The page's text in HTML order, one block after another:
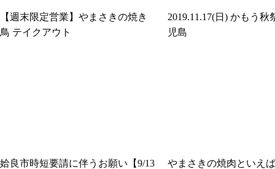
【週末限定営業】やまさきの焼き
鳥 テイクアウト
2019.11.17(日) かもう秋
児島
姶良市時短要請に伴うお願い【9/13
やまさきの焼肉といえ